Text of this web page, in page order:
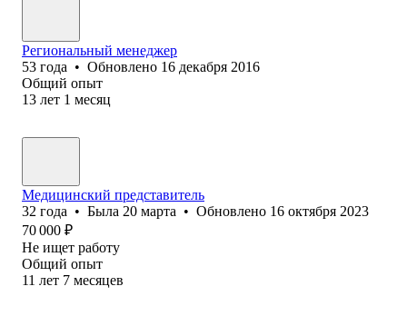
Региональный менеджер
53 года • Обновлено 16 декабря 2016
Общий опыт
13 лет 1 месяц
Медицинский представитель
32 года • Была 20 марта • Обновлено 16 октября 2023
70 000 ₽
Не ищет работу
Общий опыт
11 лет 7 месяцев